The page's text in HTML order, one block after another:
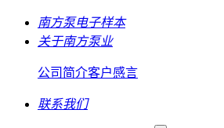
南方泵电子样本
关于南方泵业
公司简介客户感言
联系我们